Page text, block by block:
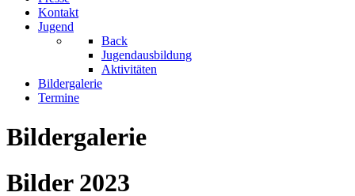
Kontakt
Jugend
Back
Jugendausbildung
Aktivitäten
Bildergalerie
Termine
Bildergalerie
Bilder 2023